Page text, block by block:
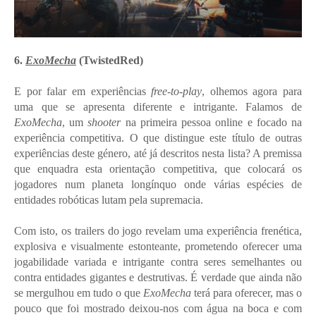
6. ExoMecha (TwistedRed)
E por falar em experiências free-to-play, olhemos agora para
uma que se apresenta diferente e intrigante. Falamos de
ExoMecha, umshooterna primeira pessoa online e focado na
experiência competitiva. O que distingue este título de outras
experiências deste género, até já descritos nesta lista? A premissa
que enquadra esta orientação competitiva, que colocará os
jogadores num planeta longínquo onde várias espécies de
entidades robóticas lutam pela supremacia.
Com isto, os trailers do jogo revelam uma experiência frenética,
explosiva e visualmente estonteante, prometendo oferecer uma
jogabilidade variada e intrigante contra seres semelhantes ou
contra entidades gigantes e destrutivas. É verdade que ainda não
se mergulhou em tudo o que ExoMecha terá para oferecer, mas o
pouco que foi mostrado deixou-nos com água na boca e com